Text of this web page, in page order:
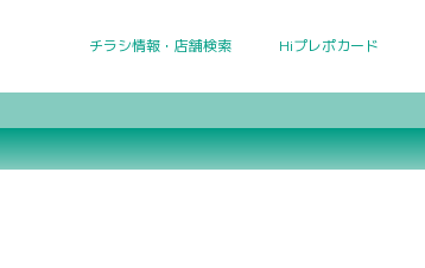
チラシ情報・店舗検索 Hiプレポカード